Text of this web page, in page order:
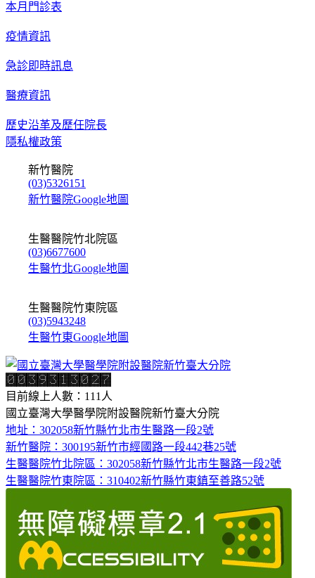
本月門診表
疫情資訊
急診即時訊息
醫療資訊
歷史沿革及歷任院長
隱私權政策
新竹醫院
(03)5326151
新竹醫院Google地圖
生醫醫院竹北院區
(03)6677600
生醫竹北Google地圖
生醫醫院竹東院區
(03)5943248
生醫竹東Google地圖
目前線上人數：111人
國立臺灣大學醫學院附設醫院新竹臺大分院
地址：302058新竹縣竹北市生醫路一段2號
新竹醫院：300195新竹市經國路一段442巷25號
生醫醫院竹北院區：302058新竹縣竹北市生醫路一段2號
生醫醫院竹東院區：310402新竹縣竹東鎮至善路52號